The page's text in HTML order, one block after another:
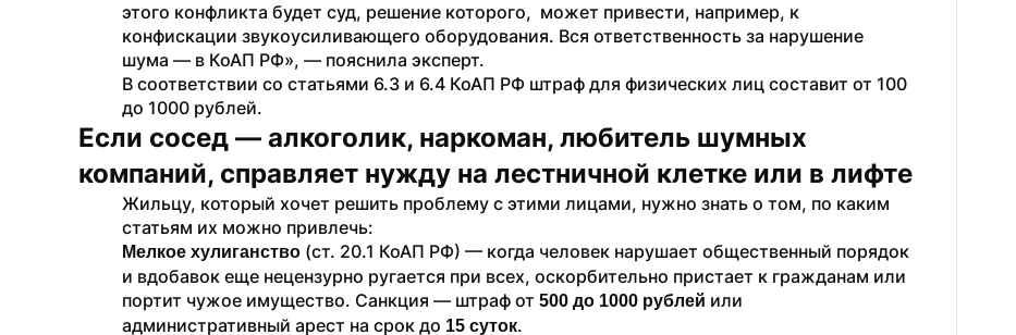
этого конфликта будет суд, решение которого, ​ может при­вести, например, к​
конфискации звукоуси­ливающего оборудован­ия. Вся ответственность за нарушение
шума — в КоАП РФ», — пояснила эксперт.
В соответствии со ст­атьями 6.3 и​ 6.4 Ко­АП РФ штраф для физических лиц составит от​ 100
до​ 1000 рублей.
Если сосед — алкоголик, наркоман, любитель шумных
компаний, справляет нужду на лестничной клетке или в лифте
Жильцу, который хочет решить проблему с этими лицами, нужно знать о​ том, по каким
статьям их можно привлечь:
Мелкое хулиганство ​ (ст.​ 20.1​ КоАП​ РФ)​ — когда человек нарушает общественный порядок
и​ вдобавок еще нецензурно ругается при​ всех, оскорбительно пристает к​ гражданам или
портит чужое имущество. Санкция​ — штраф от​ 500​ до​ 1000​ рублей или
административный арест на​ срок до​ 15​ суток.